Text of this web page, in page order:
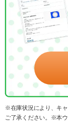
※在庫状況により、キャ
ご了承ください。※本